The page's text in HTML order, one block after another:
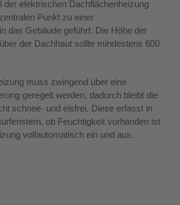
der elektrischen Dachflächenheizung
Punkt zu einer
das Gebäude geführt. Die Höhe der
der Dachhaut sollte mindestens 600
muss zwingend über eine
geregelt werden, dadurch bleibt die
schnee- und eisfrei. Diese erfasst in
ob Feuchtigkeit vorhanden ist
vollautomatisch ein und aus.